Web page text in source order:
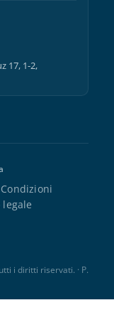
17, 1-2,
legale
i diritti riservati. · P.